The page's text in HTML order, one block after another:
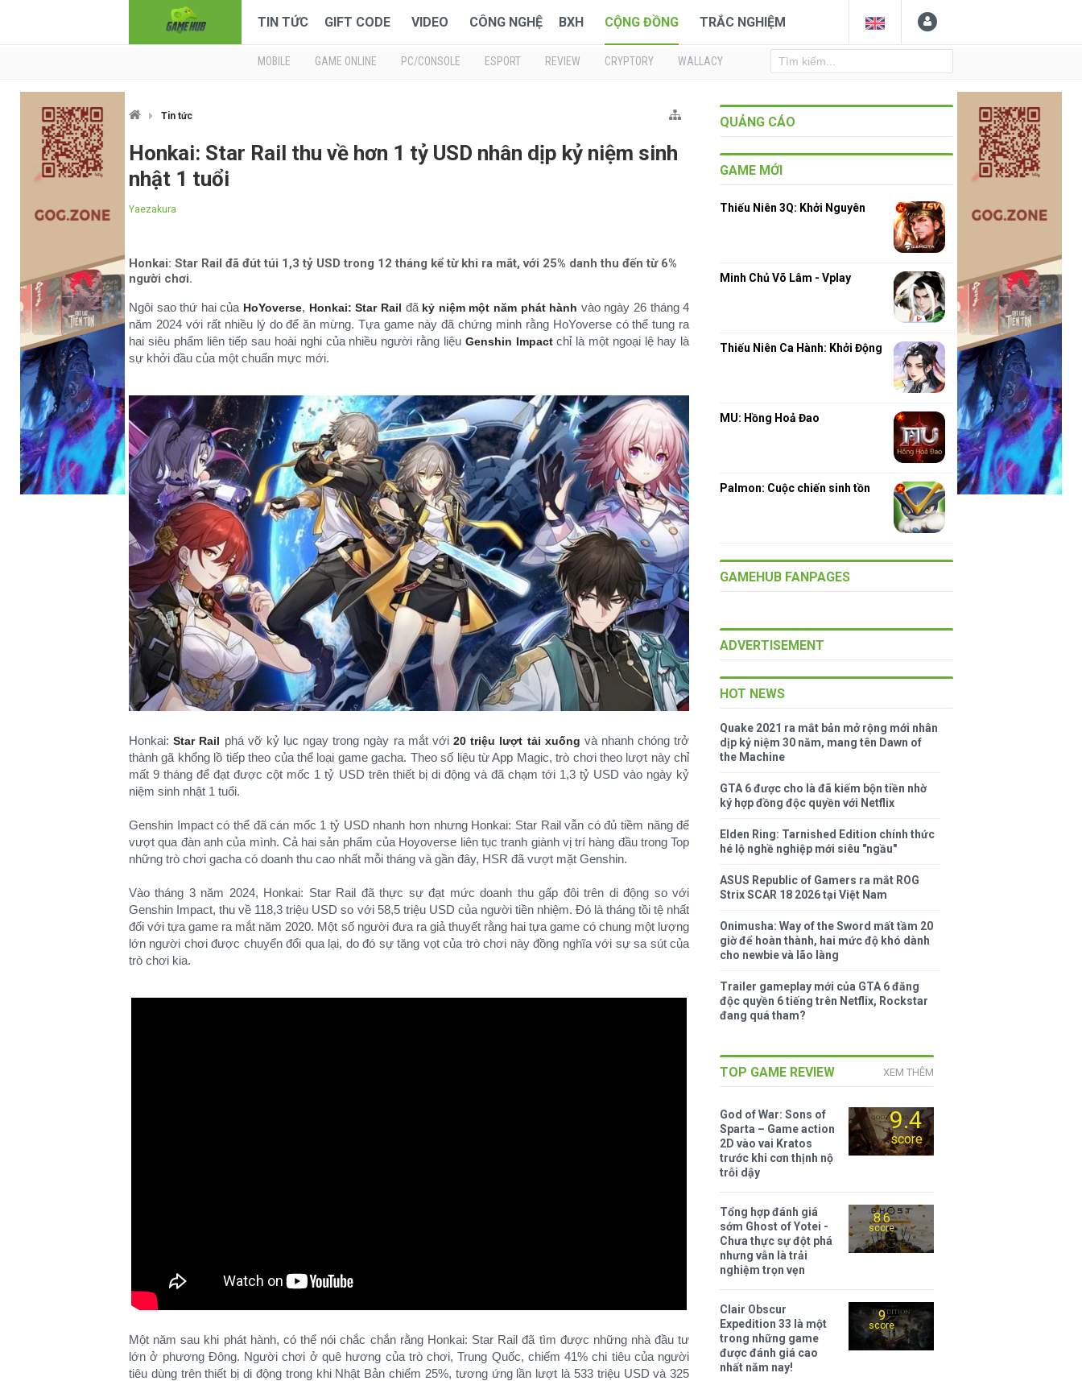
TIN TỨC GIFT CODE VIDEO CÔNG NGHỆ BXH CỘNG ĐỒNG TRẮC NGHIỆM
MOBILE GAME ONLINE PC/CONSOLE ESPORT REVIEW CRYPTORY WALLACY
Tin tức
Honkai: Star Rail thu về hơn 1 tỷ USD nhân dịp kỷ niệm sinh
nhật 1 tuổi
Yaezakura
Honkai: Star Rail đã đút túi 1,3 tỷ USD trong 12 tháng kể từ khi ra mắt, với 25% danh thu đến từ 6%
người chơi.
Ngôi sao thứ hai của HoYoverse, Honkai: Star Rail đã kỷ niệm một năm phát hành vào ngày 26 tháng 4
năm 2024 với rất nhiều lý do để ăn mừng. Tựa game này đã chứng minh rằng HoYoverse có thể tung ra
hai siêu phẩm liên tiếp sau hoài nghi của nhiều người rằng liệu Genshin Impactchỉ là một ngoại lệ hay là
sự khởi đầu của một chuẩn mực mới.
Honkai:Star Rail phá vỡ kỷ lục ngay trong ngày ra mắt với20 triệu lượt tải xuống và nhanh chóng trở
thành gã khổng lồ tiếp theo của thể loại game gacha. Theo số liệu từ App Magic, trò chơi theo lượt này chỉ
mất 9 tháng để đạt được cột mốc 1 tỷ USD trên thiết bị di động và đã chạm tới 1,3 tỷ USD vào ngày kỷ
niệm sinh nhật 1 tuổi.
Genshin Impact có thể đã cán mốc 1 tỷ USD nhanh hơn nhưng Honkai: Star Rail vẫn có đủ tiềm năng để
vượt qua đàn anh của mình. Cả hai sản phẩm của Hoyoverse liên tục tranh giành vị trí hàng đầu trong Top
những trò chơi gacha có doanh thu cao nhất mỗi tháng và gần đây, HSR đã vượt mặt Genshin.
Vào tháng 3 năm 2024, Honkai: Star Rail đã thực sự đạt mức doanh thu gấp đôi trên di động so với
Genshin Impact, thu về 118,3 triệu USD so với 58,5 triệu USD của người tiền nhiệm. Đó là tháng tồi tệ nhất
đối với tựa game ra mắt năm 2020. Một số người đưa ra giả thuyết rằng hai tựa game có chung một lượng
lớn người chơi được chuyển đổi qua lại, do đó sự tăng vọt của trò chơi này đồng nghĩa với sự sa sút của
trò chơi kia.
Một năm sau khi phát hành, có thể nói chắc chắn rằng Honkai: Star Rail đã tìm được những nhà đầu tư
lớn ở phương Đông. Người chơi ở quê hương của trò chơi, Trung Quốc, chiếm 41% chi tiêu của người
tiêu dùng trên thiết bị di động trong khi Nhật Bản chiếm 25%, tương ứng lần lượt là 533 triệu USD và 325
QUẢNG CÁO
GAME MỚI
Thiếu Niên 3Q: Khởi Nguyên
Minh Chủ Võ Lâm - Vplay
Thiếu Niên Ca Hành: Khởi Động
MU: Hồng Hoả Đao
Palmon: Cuộc chiến sinh tồn
GAMEHUB FANPAGES
ADVERTISEMENT
HOT NEWS
Quake 2021 ra mắt bản mở rộng mới nhân
dịp kỷ niệm 30 năm, mang tên Dawn of
the Machine
GTA 6 được cho là đã kiếm bộn tiền nhờ
ký hợp đồng độc quyền với Netflix
Elden Ring: Tarnished Edition chính thức
hé lộ nghề nghiệp mới siêu "ngầu"
ASUS Republic of Gamers ra mắt ROG
Strix SCAR 18 2026 tại Việt Nam
Onimusha: Way of the Sword mất tầm 20
giờ để hoàn thành, hai mức độ khó dành
cho newbie và lão làng
Trailer gameplay mới của GTA 6 đăng
độc quyền 6 tiếng trên Netflix, Rockstar
đang quá tham?
TOP GAME REVIEW XEM THÊM
9.4
score
God of War: Sons of
Sparta – Game action
2D vào vai Kratos
trước khi cơn thịnh nộ
trỗi dậy
8.6
score
Tổng hợp đánh giá
sớm Ghost of Yotei -
Chưa thực sự đột phá
nhưng vẫn là trải
nghiệm trọn vẹn
9
score
Clair Obscur
Expedition 33 là một
trong những game
được đánh giá cao
nhất năm nay!